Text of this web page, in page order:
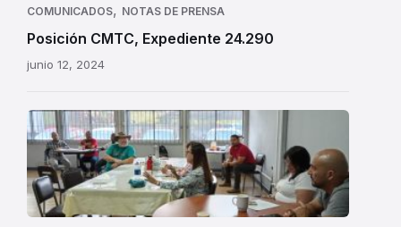
COMUNICADOS, NOTAS DE PRENSA
Posición CMTC, Expediente 24.290
junio 12, 2024